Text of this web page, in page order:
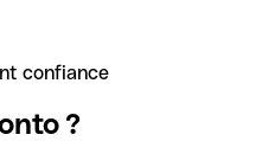
confiance
?